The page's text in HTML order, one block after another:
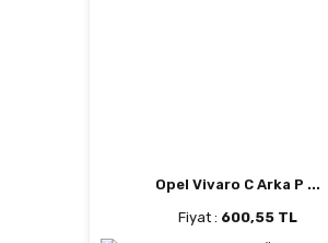
Opel Vivaro C Arka P ...
Fiyat : 600,55 TL